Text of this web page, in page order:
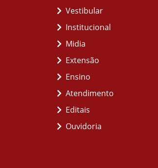
Vestibular
Institucional
Midia
Extensão
Ensino
Atendimento
Editais
Ouvidoria